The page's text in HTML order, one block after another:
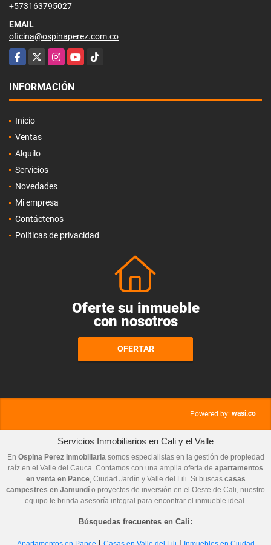
+573163795027
EMAIL
oficina@ospinaperez.com.co
Facebook
X InstagramYouTubeTikTok
INFORMACIÓN
Inicio
Ventas
Alquilo
Servicios
Novedades
Mi empresa
Contáctenos
Políticas de privacidad
Oferte su inmueble
con nosotros
OFERTAR
Powered by: wasi.co
Servicios Inmobiliarios en Cali y el Valle
En Ospina Perez Inmobiliariasomos especialistas en la gestión de propiedad
raíz en el Valle del Cauca. Contamos con una amplia oferta de apartamentos
en venta en Pance, Ciudad Jardín y Valle del Lili. Si buscas casas
campestres en Jamundí o proyectos de inversión en el Oeste de Cali, nuestro
equipo te brinda asesoría integral para encontrar el inmueble ideal.
Búsquedas frecuentes en Cali: